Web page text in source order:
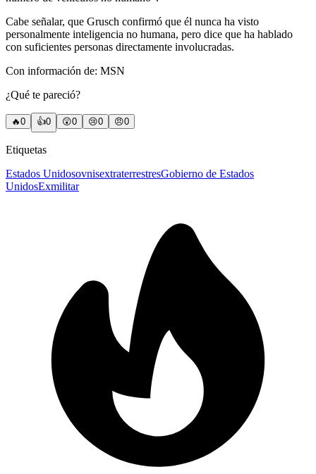
Cabe señalar, que Grusch confirmó que él nunca ha visto
personalmente inteligencia no humana, pero dice que ha hablado
con suficientes personas directamente involucradas.
Con información de: MSN
¿Qué te pareció?
🔥0 👍0 😲0 😢0 😠0
Etiquetas
Estados UnidosovnisextraterrestresGobierno de Estados
UnidosExmilitar